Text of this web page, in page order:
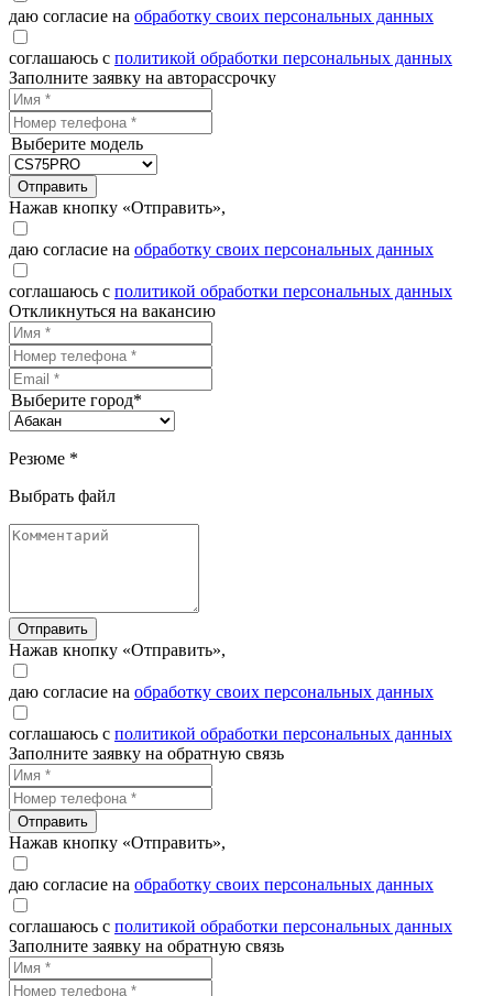
даю согласие на обработку своих персональных данных
соглашаюсь с политикой обработки персональных данных
Заполните заявку на авторассрочку
Выберите модель
Отправить
Нажав кнопку «Отправить»,
даю согласие на обработку своих персональных данных
соглашаюсь с политикой обработки персональных данных
Откликнуться на вакансию
Выберите город*
Резюме *
Выбрать файл
Отправить
Нажав кнопку «Отправить»,
даю согласие на обработку своих персональных данных
соглашаюсь с политикой обработки персональных данных
Заполните заявку на обратную связь
Отправить
Нажав кнопку «Отправить»,
даю согласие на обработку своих персональных данных
соглашаюсь с политикой обработки персональных данных
Заполните заявку на обратную связь